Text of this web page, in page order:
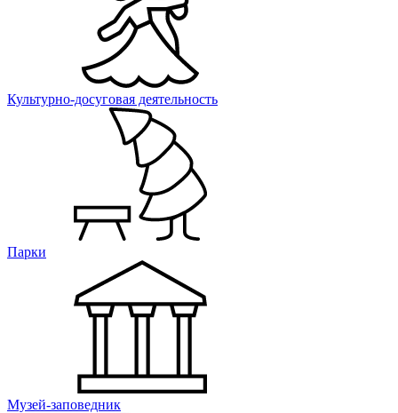
Культурно-досуговая деятельность
Парки
Музей-заповедник